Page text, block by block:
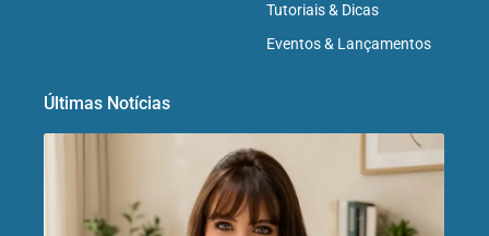
Tutoriais & Dicas
Eventos & Lançamentos
Últimas Notícias